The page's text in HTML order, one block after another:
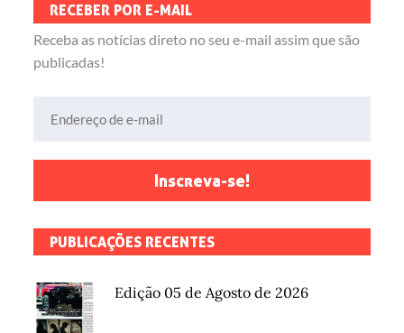
RECEBER POR E-MAIL
Receba as notícias direto no seu e-mail assim que são
publicadas!
Inscreva-se!
PUBLICAÇÕES RECENTES
Edição 05 de Agosto de 2026